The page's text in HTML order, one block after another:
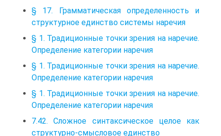
§ 17. Грамматическая определенность и
структурное единство системы наречия
§ 1. Традиционные точки зрения на наречие.
Определение категории наречия
§ 1. Традиционные точки зрения на наречие.
Определение категории наречия
§ 1. Традиционные точки зрения на наречие.
Определение категории наречия
7.42. Сложное синтаксическое целое как
структурно-смысловое единство